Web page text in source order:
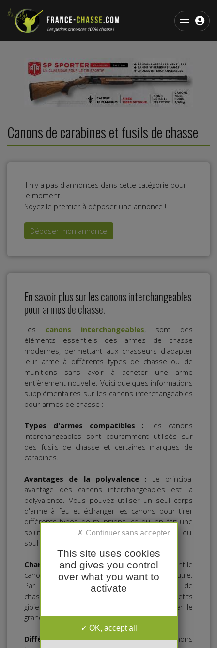
Canons de carabines et fusils de chasse
Il n'y a pas d'annonces dans cette catégorie pour
le moment.
Soyez le premier à déposer une annonce !
Déposer mon annonce
En savoir plus sur les canons interchangeables
pour armes de chasse.
Les canons interchangeables, sont des
éléments essentiels des armes de chasse
modernes, permettant aux chasseurs d'adapter
leur arme à différents types de chasse ou de
munitions sans avoir à acheter une arme
entièrement nouvelle. Voici quelques informations
supplémentaires sur les canons interchangeables
pour armes de chasse :
Types d'armes compatibles : Les canons
interchangeables sont couramment utilisés sur
des fusils de chasse et certaines marques de
carabines.
Avantages de la polyvalence : Le principal
avantage des canons interchangeables est la
polyvalence. Vous pouvez utiliser un seul corps
d'arme à feu et échanger les canons pour tirer
différents types de munitions, ce qui en fait une
solution économique pour les chasseurs qui
souhaitent chasser une variété de gibiers.
Changer de calibre: En changeant simplement le
canon, vous pouvez passer d'un calibre à l'autre.
Par exemple, vous pourriez avoir un fusil de
chasse en calibre 12 pour chasser les petits
gibiers et un autre canon rayé pour chasser le
grand gibier.
Différents types de canons :Les canons
This site uses cookies
and gives you control
over what you want to
activate
OK, accept all